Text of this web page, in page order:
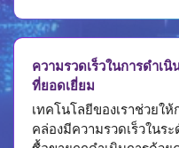
ความรวดเร็วในการดำเนิ
ที่ยอดเยี่ยม
เทคโนโลยีของเราช่วยใ
คล่องมีความรวดเร็วในร